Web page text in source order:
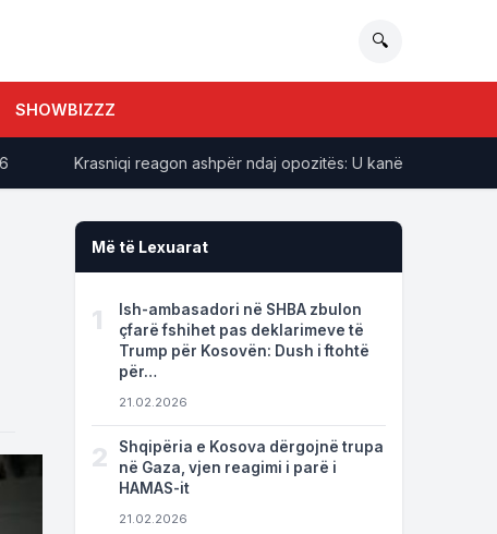
🔍
SHOWBIZZZ
​Krasniqi reagon ashpër ndaj opozitës: U kanë ardhur në
Më të Lexuarat
1
Ish-ambasadori në SHBA zbulon
çfarë fshihet pas deklarimeve të
Trump për Kosovën: Dush i ftohtë
për…
21.02.2026
2
Shqipëria e Kosova dërgojnë trupa
në Gaza, vjen reagimi i parë i
HAMAS-it
21.02.2026